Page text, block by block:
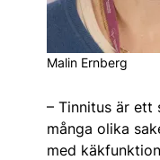
Malin Ernberg
– Tinnitus är ett
många olika
med